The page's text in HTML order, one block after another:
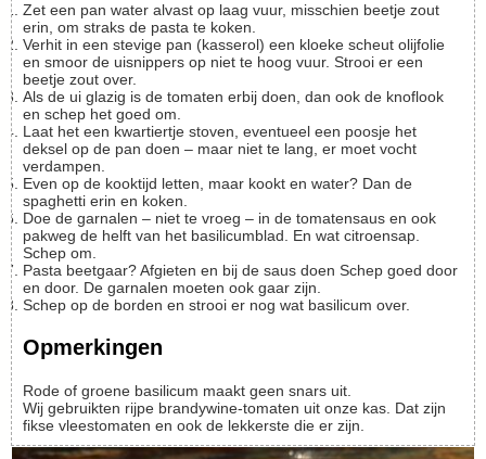
Zet een pan water alvast op laag vuur, misschien beetje zout
erin, om straks de pasta te koken.
Verhit in een stevige pan (kasserol) een kloeke scheut olijfolie
en smoor de uisnippers op niet te hoog vuur. Strooi er een
beetje zout over.
Als de ui glazig is de tomaten erbij doen, dan ook de knoflook
en schep het goed om.
Laat het een kwartiertje stoven, eventueel een poosje het
deksel op de pan doen – maar niet te lang, er moet vocht
verdampen.
Even op de kooktijd letten, maar kookt en water? Dan de
spaghetti erin en koken.
Doe de garnalen – niet te vroeg – in de tomatensaus en ook
pakweg de helft van het basilicumblad. En wat citroensap.
Schep om.
Pasta beetgaar? Afgieten en bij de saus doen Schep goed door
en door. De garnalen moeten ook gaar zijn.
Schep op de borden en strooi er nog wat basilicum over.
Opmerkingen
Rode of groene basilicum maakt geen snars uit.
Wij gebruikten rijpe brandywine-tomaten uit onze kas. Dat zijn
fikse vleestomaten en ook de lekkerste die er zijn.